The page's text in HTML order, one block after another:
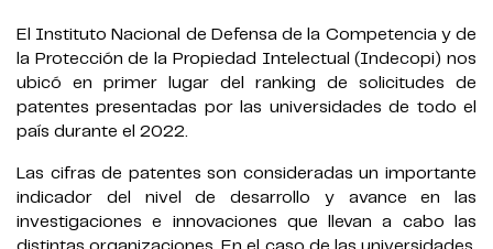
El Instituto Nacional de Defensa de la Competencia y de
la Protección de la Propiedad Intelectual (Indecopi) nos
ubicó en primer lugar del ranking de solicitudes de
patentes presentadas por las universidades de todo el
país durante el 2022.
Las cifras de patentes son consideradas un importante
indicador del nivel de desarrollo y avance en las
investigaciones e innovaciones que llevan a cabo las